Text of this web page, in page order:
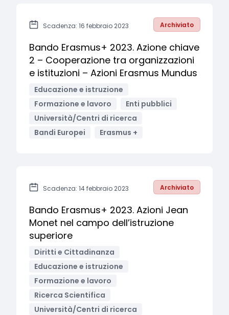
Scadenza: 16 febbraio 2023 Archiviato
Bando Erasmus+ 2023. Azione chiave
2 – Cooperazione tra organizzazioni
e istituzioni – Azioni Erasmus Mundus
Educazione e istruzione
Formazione e lavoro
Enti pubblici
Università/Centri di ricerca
Bandi Europei
Erasmus +
Scadenza: 14 febbraio 2023 Archiviato
Bando Erasmus+ 2023. Azioni Jean
Monet nel campo dell’istruzione
superiore
Diritti e Cittadinanza
Educazione e istruzione
Formazione e lavoro
Ricerca Scientifica
Università/Centri di ricerca